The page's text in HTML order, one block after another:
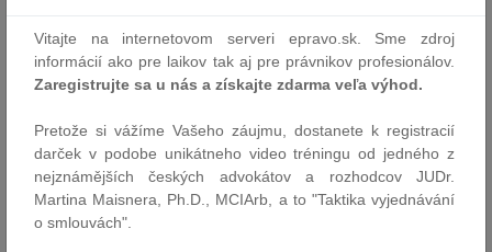
GRUJBÁR RADOVAN JUDR.
Ulica Adama Štrekára 8255/50, 91708 Trnava
Vitajte na internetovom serveri epravo.sk. Sme zdroj
informácií ako pre laikov tak aj pre právnikov profesionálov.
Zaregistrujte sa u nás a získajte zdarma veľa výhod.
Pretože si vážíme Vašeho záujmu, dostanete k registracií
darček v podobe unikátneho video tréningu od jedného z
nejznámějších českých advokátov a rozhodcov JUDr.
Martina Maisnera, Ph.D., MCIArb, a to "Taktika vyjednávání
o smlouvách".